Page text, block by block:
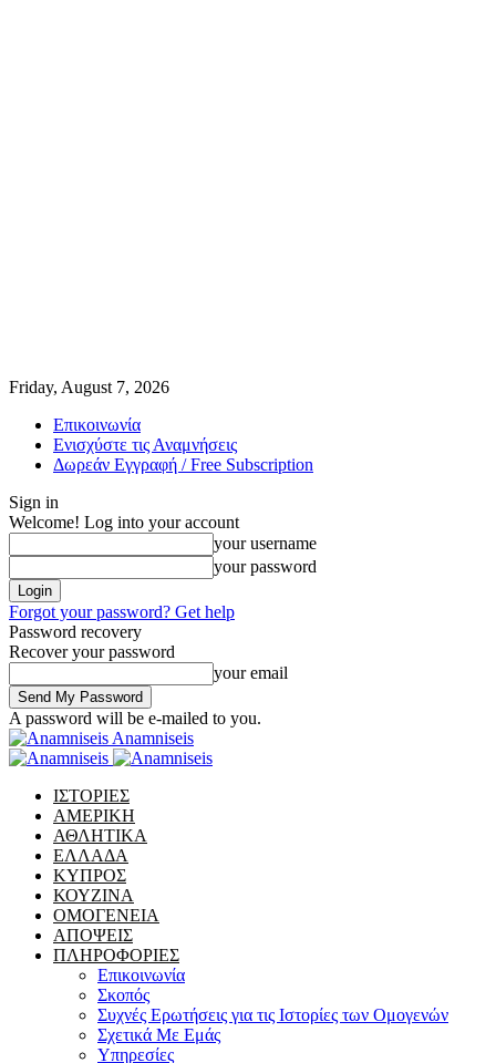
Friday, August 7, 2026
Επικοινωνία
Ενισχύστε τις Αναμνήσεις
Δωρεάν Εγγραφή / Free Subscription
Sign in
Welcome! Log into your account
your username
your password
Forgot your password? Get help
Password recovery
Recover your password
your email
A password will be e-mailed to you.
Anamniseis
ΙΣΤΟΡΙΕΣ
ΑΜΕΡΙΚΗ
ΑΘΛΗΤΙΚΑ
ΕΛΛΑΔΑ
ΚΥΠΡΟΣ
ΚΟΥΖΙΝΑ
ΟΜΟΓΕΝΕΙΑ
ΑΠΟΨΕΙΣ
ΠΛΗΡΟΦΟΡΙΕΣ
Επικοινωνία
Σκοπός
Συχνές Ερωτήσεις για τις Ιστορίες των Ομογενών
Σχετικά Με Εμάς
Υπηρεσίες